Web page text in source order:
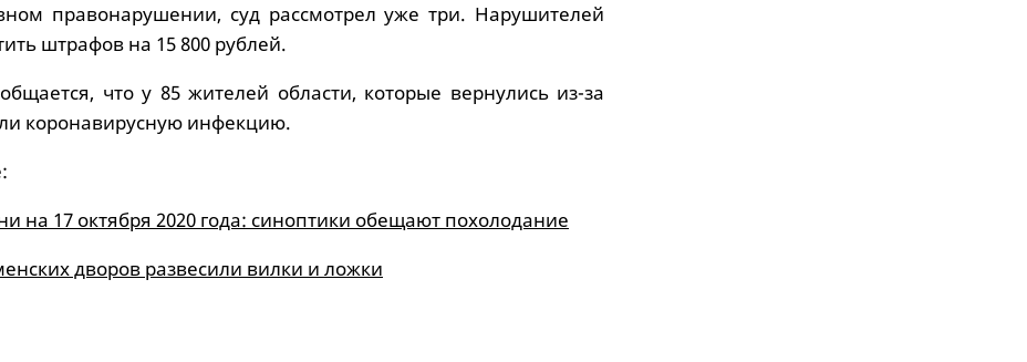
правонарушении, суд рассмотрел уже три. Нарушителей
штрафов на 15 800 рублей.
что у 85 жителей области, которые вернулись из-за
коронавирусную инфекцию.
на 17 октября 2020 года: синоптики обещают похолодание
дворов развесили вилки и ложки